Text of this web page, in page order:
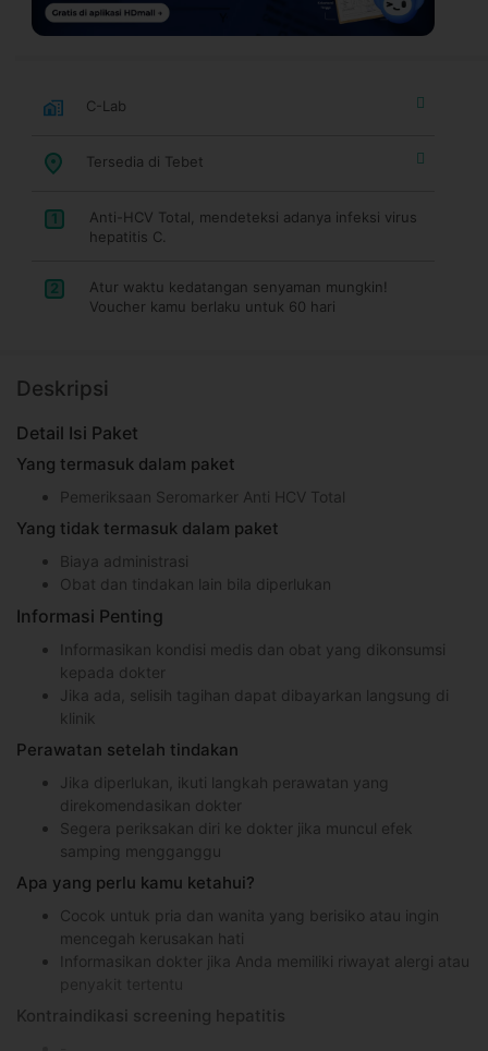
C-Lab
Tersedia di Tebet
1
Anti-HCV Total, mendeteksi adanya infeksi virus
hepatitis C.
2
Atur waktu kedatangan senyaman mungkin!
Voucher kamu berlaku untuk 60 hari
Deskripsi
Detail Isi Paket
Yang termasuk dalam paket
Pemeriksaan Seromarker Anti HCV Total
Yang tidak termasuk dalam paket
Biaya administrasi
Obat dan tindakan lain bila diperlukan
Informasi Penting
Informasikan kondisi medis dan obat yang dikonsumsi
kepada dokter
Jika ada, selisih tagihan dapat dibayarkan langsung di
klinik
Perawatan setelah tindakan
Jika diperlukan, ikuti langkah perawatan yang
direkomendasikan dokter
Segera periksakan diri ke dokter jika muncul efek
samping mengganggu
Apa yang perlu kamu ketahui?
Cocok untuk pria dan wanita yang berisiko atau ingin
mencegah kerusakan hati
Informasikan dokter jika Anda memiliki riwayat alergi atau
penyakit tertentu
Kontraindikasi screening hepatitis